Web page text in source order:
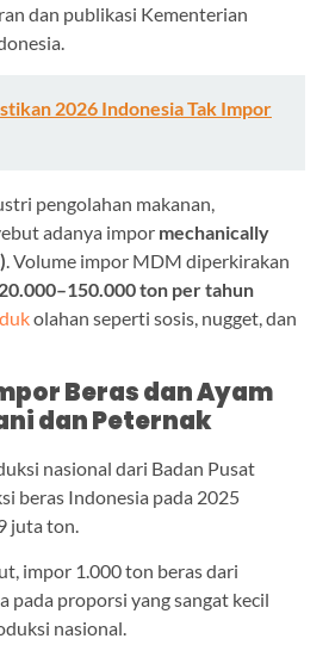
dan publikasi Kementerian
2026 Indonesia Tak Impor
pengolahan makanan,
adanya impor mechanically
. Volume impor MDM diperkirakan
ton per tahun
olahan seperti sosis, nugget, dan
Beras dan Ayam
dan Peternak
nasional dari Badan Pusat
beras Indonesia pada 2025
juta ton.
impor 1.000 ton beras dari
pada proporsi yang sangat kecil
nasional.